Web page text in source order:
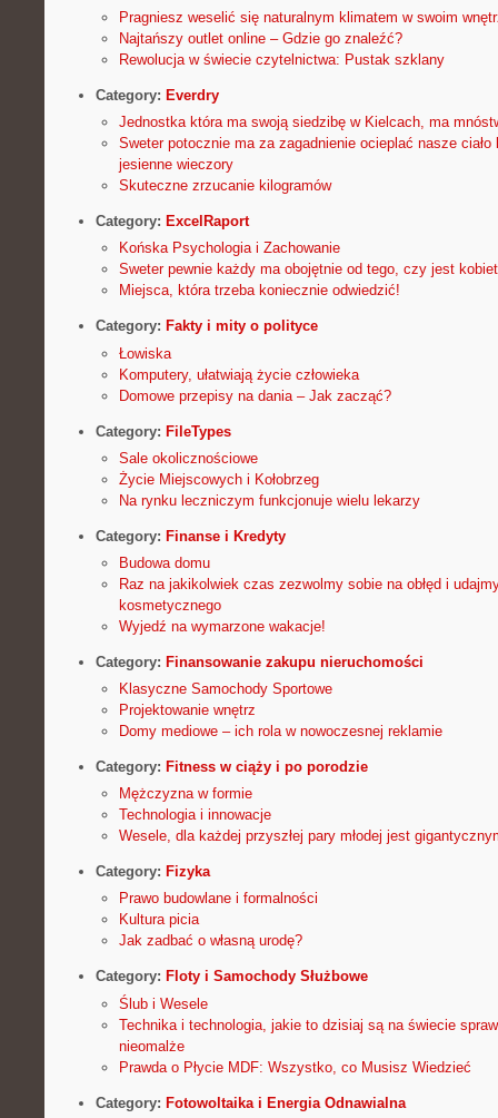
Pragniesz weselić się naturalnym klimatem w swoim
Najtańszy outlet online – Gdzie go znaleźć?
Rewolucja w świecie czytelnictwa: Pustak szklany
Category: Everdry
Jednostka która ma swoją siedzibę w Kielcach, ma
Sweter potocznie ma za zagadnienie ocieplać nasze
jesienne wieczory
Skuteczne zrzucanie kilogramów
Category: ExcelRaport
Końska Psychologia i Zachowanie
Sweter pewnie każdy ma obojętnie od tego, czy jest
Miejsca, która trzeba koniecznie odwiedzić!
Category: Fakty i mity o polityce
Łowiska
Komputery, ułatwiają życie człowieka
Domowe przepisy na dania – Jak zacząć?
Category: FileTypes
Sale okolicznościowe
Życie Miejscowych i Kołobrzeg
Na rynku leczniczym funkcjonuje wielu lekarzy
Category: Finanse i Kredyty
Budowa domu
Raz na jakikolwiek czas zezwolmy sobie na obłęd i
kosmetycznego
Wyjedź na wymarzone wakacje!
Category: Finansowanie zakupu nieruchomości
Klasyczne Samochody Sportowe
Projektowanie wnętrz
Domy mediowe – ich rola w nowoczesnej reklamie
Category: Fitness w ciąży i po porodzie
Mężczyzna w formie
Technologia i innowacje
Wesele, dla każdej przyszłej pary młodej jest
Category: Fizyka
Prawo budowlane i formalności
Kultura picia
Jak zadbać o własną urodę?
Category: Floty i Samochody Służbowe
Ślub i Wesele
Technika i technologia, jakie to dzisiaj są na świecie
nieomalże
Prawda o Płycie MDF: Wszystko, co Musisz Wiedzieć
Category: Fotowoltaika i Energia Odnawialna